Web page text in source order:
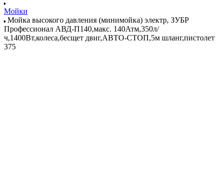
Мойки
Мойка высокого давления (минимойка) электр, ЗУБР
Профессионал АВД-П140,макс. 140Атм,350л/
ч,1400Вт,колеса,бесщет двиг,АВТО-СТОП,5м шланг,пистолет
375